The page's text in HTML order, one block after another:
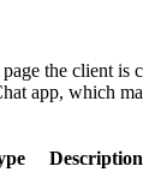
the client is
app, which
Description